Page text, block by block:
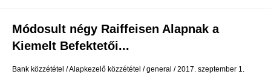
Módosult négy Raiffeisen Alapnak a
Kiemelt Befektetői...
Bank közzététel Alapkezelő közzététel general 2017. szeptember 1.